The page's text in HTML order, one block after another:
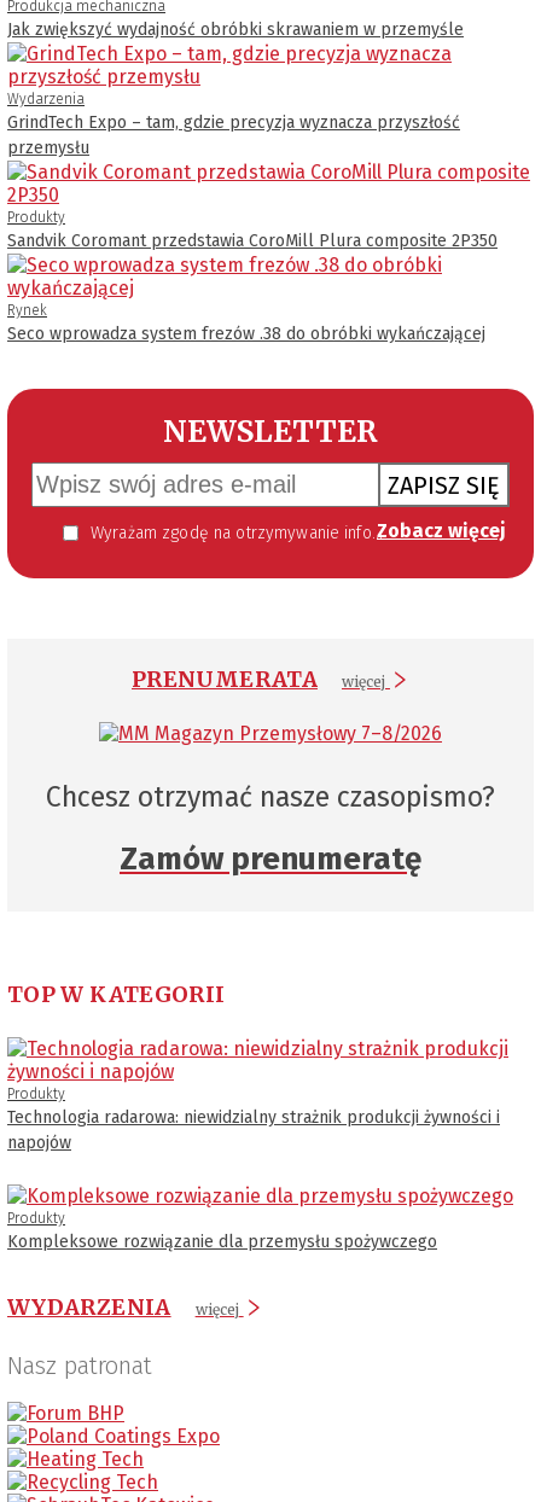
Produkcja mechaniczna
Jak zwiększyć wydajność obróbki skrawaniem w przemyśle
Wydarzenia
GrindTech Expo – tam, gdzie precyzja wyznacza przyszłość
przemysłu
Produkty
Sandvik Coromant przedstawia CoroMill Plura composite 2P350
Rynek
Seco wprowadza system frezów .38 do obróbki wykańczającej
NEWSLETTER
ZAPISZ SIĘ
Wyrażam zgodę na otrzymywanie informacji handlowej kierowanej do mnie za pomocą środków komunikacji elektronicznej w szczególności poczty elektronicznej zgodnie z przepisem art. 10 ust 2 ustawy z dnia 18 lipca 2002 roku o świadczeniu usług drogą elektroniczną (Dz. U. 144 z 2002 r. poz. 1204). Zgoda jest dobrowolna, jednak jej wyrażenie jest konieczne, aby otrzymywać newsletter. Zobacz więcej
PRENUMERATA więcej
Chcesz otrzymać nasze czasopismo?
Zamów prenumeratę
TOP W KATEGORII
Produkty
Technologia radarowa: niewidzialny strażnik produkcji żywności i
napojów
Produkty
Kompleksowe rozwiązanie dla przemysłu spożywczego
WYDARZENIA więcej
Nasz patronat